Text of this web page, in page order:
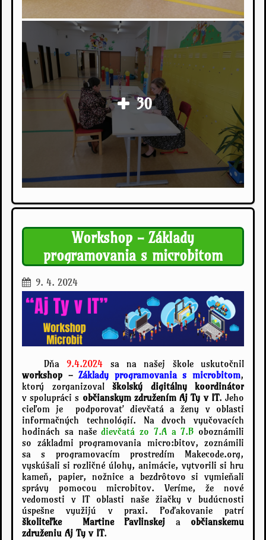
30
Workshop - Základy
programovania s microbitom
9. 4. 2024
Dňa9.4.2024 sa na našej škole uskutočnil
workshop -Základy programovania s microbitom,
ktorý zorganizoval školský digitálny koordinátor
v spolupráci s občianskym združením Aj Ty v IT. Jeho
cieľom je podporovať dievčatá a ženy v oblasti
informačných technológií. Na dvoch vyučovacích
hodinách sa našedievčatá zo 7.A a 7.B oboznámili
so základmi programovania micro:bitov, zoznámili
sa s programovacím prostredím Makecode.org,
vyskúšali si rozličné úlohy, animácie, vytvorili si hru
kameň, papier, nožnice a bezdrôtovo si vymieňali
správy pomocou microbitov. Veríme, že nové
vedomosti v IT oblasti naše žiačky v budúcnosti
úspešne využijú v praxi. Poďakovanie patrí
školiteľke Martine Pavlinskej a občianskemu
združeniu Aj Ty v IT.